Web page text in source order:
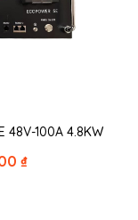
48V-100A 4.8KW
₫